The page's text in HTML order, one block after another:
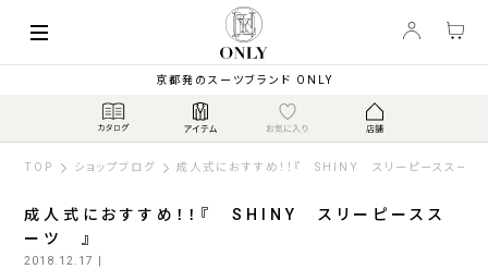
京都発のスーツブランド ONLY
TOP ショップブログ 成人式におすすめ！！『 SHINY スリーピーススーツ
成人式におすすめ！！『 SHINY スリーピースス
ーツ 』
2018.12.17 |